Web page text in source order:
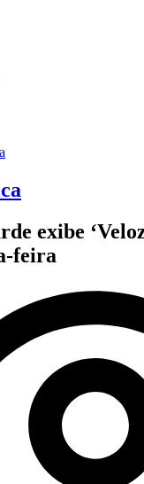
exibe
feira